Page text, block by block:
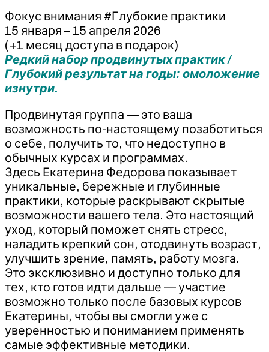
Фокус внимания #Глубокие практики
15 января – 15 апреля 2026
(+1 месяц доступа в подарок)
Редкий набор продвинутых практик /
Глубокий результат на годы: омоложение
изнутри.
Продвинутая группа — это ваша
возможность по-настоящему позаботиться
о себе, получить то, что недоступно в
обычных курсах и программах.
Здесь Екатерина Федорова показывает
уникальные, бережные и глубинные
практики, которые раскрывают скрытые
возможности вашего тела. Это настоящий
уход, который поможет снять стресс,
наладить крепкий сон, отодвинуть возраст,
улучшить зрение, память, работу мозга.
Это эксклюзивно и доступно только для
тех, кто готов идти дальше — участие
возможно только после базовых курсов
Екатерины, чтобы вы смогли уже с
уверенностью и пониманием применять
самые эффективные методики.